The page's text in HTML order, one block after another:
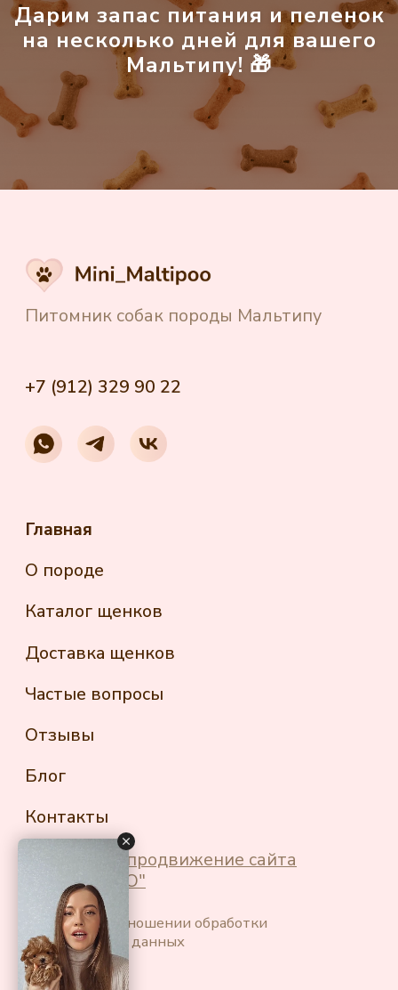
Дарим запас питания и пеленок
на несколько дней для вашего
Мальтипу! 🎁
Отзывы
Блог
Контакты
Создание и продвижение сайта
"Shtabkin PRO"
Источники